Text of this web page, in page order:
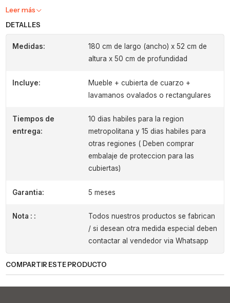
Leer más
DETALLES
Medidas:
180 cm de largo (ancho) x 52 cm de
altura x 50 cm de profundidad
Incluye:
Mueble + cubierta de cuarzo +
lavamanos ovalados o rectangulares
Tiempos de
entrega:
10 dias habiles para la region
metropolitana y 15 dias habiles para
otras regiones ( Deben comprar
embalaje de proteccion para las
cubiertas)
Garantia: 5 meses
Nota : :
Todos nuestros productos se fabrican
/ si desean otra medida especial deben
contactar al vendedor via Whatsapp
COMPARTIR ESTE PRODUCTO